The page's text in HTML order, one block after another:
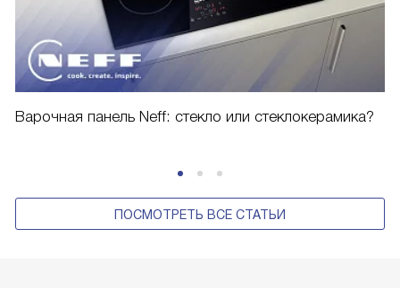
Варочная панель Neff: стекло или стеклокерамика?
ПОСМОТРЕТЬ ВСЕ СТАТЬИ